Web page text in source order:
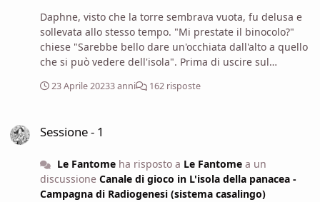
Daphne, visto che la torre sembrava vuota, fu delusa e
sollevata allo stesso tempo. "Mi prestate il binocolo?"
chiese "Sarebbe bello dare un'occhiata dall'alto a quello
che si può vedere dell'isola". Prima di uscire sul
che reggesse il suo peso: al minimo segno di cedimento
23 Aprile 20233 anni 162 risposte
Sessione - 1
Le Fantomeha risposto a Le Fantomea un
discussione Canale di gioco in L'isola della panacea -
Campagna di Radiogenesi (sistema casalingo)